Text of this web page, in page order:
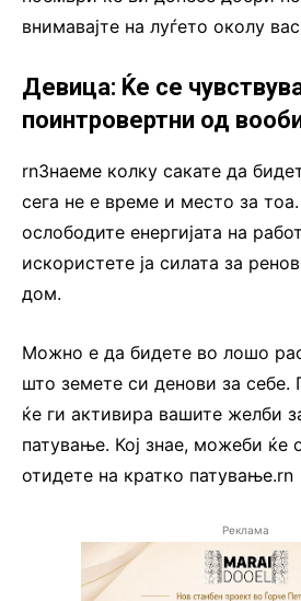
внимавајте на луѓето околу
Девица: Ќе се
поинтровертни од
rnЗнаеме колку сакате да
сега не е време и место за
ослободите енергијата на
искористете ја силата за
дом.
Можно е да бидете во лошо
што земете си денови за себе.
ќе ги активира вашите желби
патување. Кој знае, можеби ќе
отидете на кратко патување.rn
Реклама